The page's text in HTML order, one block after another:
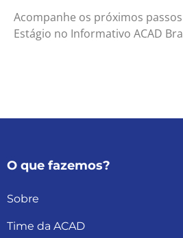
Acompanhe os próximos
Estágio no Informativo ACAD
O que fazemos?
Sobre
Time da ACAD